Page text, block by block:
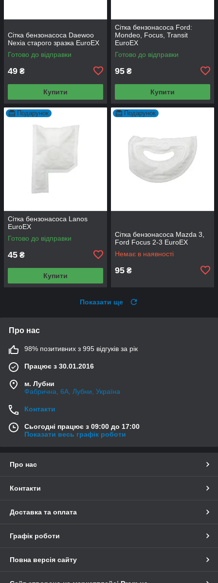
Сітка бензонасоса Daewoo
Nexia старого зразка EuroEX
Готово до відправки
49 ₴
Купити
Сітка бензонасоса Ford:
Mondeo, Focus, Transit
EuroEX
Готово до відправки
95 ₴
Купити
Подарунок
Сітка бензонасоса Lanos
EuroEX
Готово до відправки
45 ₴
Купити
Подарунок
Сітка бензонасоса Mazda 3,
Ford Focus 2-3 EuroEX
Немає в наявності
95 ₴
Показати ще
Про нас
98% позитивних з 995 відгуків за рік
Працює з 30.01.2016
м. Лубни
Фабрична, 6А, Лубни, Україна
Контакти
Сьогодні працює з 09:00 до 17:00
Показати весь графік роботи
Про нас
Контакти
Доставка та оплата
Графік роботи
Повна версія сайту